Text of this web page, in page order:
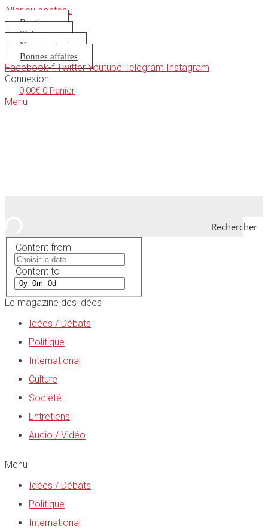
Aller au contenu
Boutique
S’abonner
Nous soutenir
Bonnes affaires
Facebook-f Twitter Youtube Telegram Instagram
Connexion
0,00€ 0 Panier
Menu
Rechercher
Content from
Content to
Le magazine des idées
Idées / Débats
Politique
International
Culture
Société
Entretiens
Audio / Vidéo
Menu
Idées / Débats
Politique
International